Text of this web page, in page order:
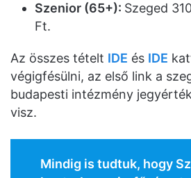
Szenior (65+): Szeged
Ft.
Az összes tételt IDE és IDE
végigfésülni, az első link a
budapesti intézmény
visz.
Mindig is tudtuk, hogy